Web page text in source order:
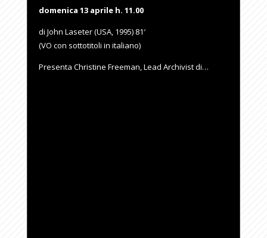
domenica 13 aprile h. 11.00
di John Laseter (USA, 1995) 81′
(VO con sottotitoli in italiano)
Presenta Christine Freeman, Lead Archivist di…